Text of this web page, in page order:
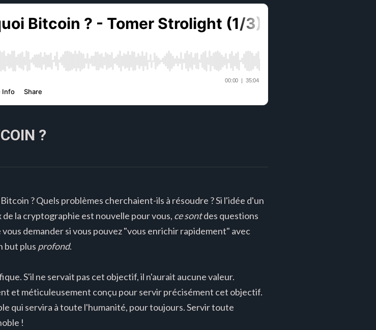
?
? Quels problèmes cherchaient-ils à résoudre ? Si l'idée d'un
la cryptographie est nouvelle pour vous, ce sontdes questions
demander si vous pouvez "vous enrichir rapidement" avec
but plus profond.
S'il ne servait pas cet objectif, il n'aurait aucune valeur.
et méticuleusement conçu pour servir précisément cet objectif.
qui servira à toute l'humanité, pour toujours. Servir toute
!